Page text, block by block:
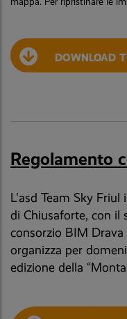
DOWNLOAD
Regolamento
L'asd Team Sky
di Chiusaforte, con il
consorzio BIM
organizza per
edizione della